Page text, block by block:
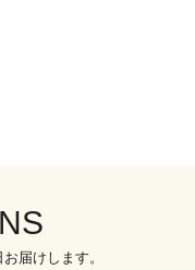
届けします。